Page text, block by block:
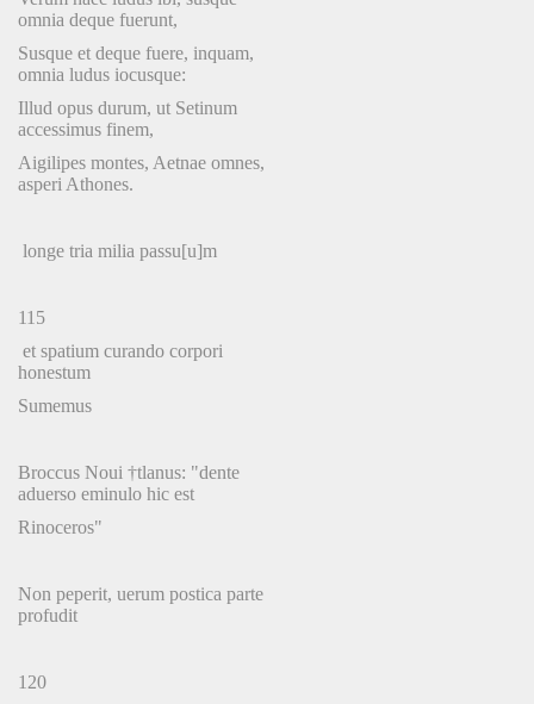
omnia deque fuerunt,
Susque et deque fuere, inquam,
omnia ludus iocusque:
Illud opus durum, ut Setinum
accessimus finem,
Aigilipes montes, Aetnae omnes,
asperi Athones.
longe tria milia passu[u]m
115
et spatium curando corpori
honestum
Sumemus
Broccus Noui †tlanus: "dente
aduerso eminulo hic est
Rinoceros"
Non peperit, uerum postica parte
profudit
120